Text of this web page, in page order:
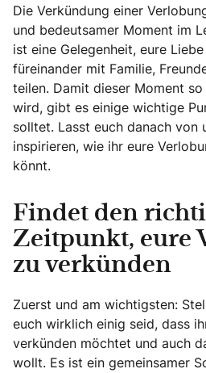
Die Verkündung einer
und bedeutsamer Moment im
ist eine Gelegenheit, eure
füreinander mit Familie,
teilen. Damit dieser Moment
wird, gibt es einige wichtige
solltet. Lasst euch danach von
inspirieren, wie ihr eure
könnt.
Findet den
Zeitpunkt, eure
zu verkünden
Zuerst und am wichtigsten:
euch wirklich einig seid, dass
verkünden möchtet und auch
wollt. Es ist ein gemeinsamer